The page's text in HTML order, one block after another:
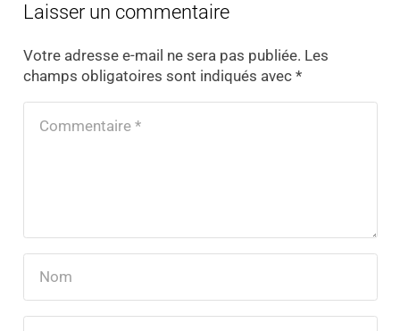
Laisser un commentaire
Votre adresse e-mail ne sera pas publiée. Les
champs obligatoires sont indiqués avec *